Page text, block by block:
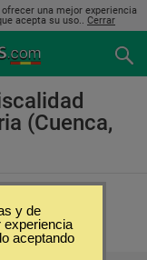
una mejor experiencia
acepta su uso.. Cerrar
(Cuenca,
La Mancha
y de
experiencia
aceptando